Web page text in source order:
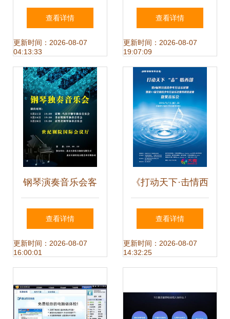
服务在网络音乐时
代的馈赠与困境
查看详情
更新时间：2026-08-07
04:13:33
月，打造你的私人
听歌博物馆——深
度体验《电脑音乐
播放器官方装机版
七》畅听时代印迹
的手记与下载实践
查看详情
更新时间：2026-08-07
19:07:09
钢琴演奏音乐会客
服答疑 大麦网网络
音乐服务全攻略
查看详情
更新时间：2026-08-07
16:00:01
《打动天下·击情西
部》打击乐音乐会
客服答疑指南——
查看详情
更新时间：2026-08-07
14:32:25